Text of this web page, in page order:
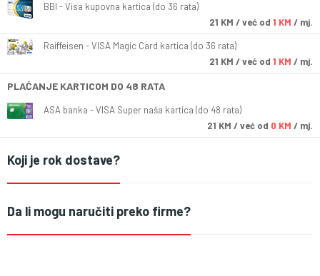
BBI - Visa kupovna kartica (do 36 rata)
21 KM / već od 1 KM / mj.
Raiffeisen - VISA Magic Card kartica (do 36 rata)
21 KM / već od 1 KM / mj.
PLAĆANJE KARTICOM DO 48 RATA
ASA banka - VISA Super naša kartica (do 48 rata)
21 KM / već od 0 KM / mj.
Koji je rok dostave?
Da li mogu naručiti preko firme?